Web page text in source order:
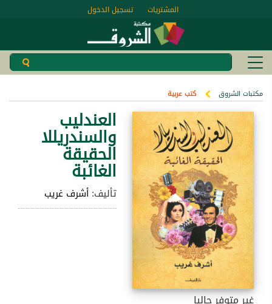
تسجيل الدخول المشتريات
مكتبات الشروق كتب عربية
العندليب
والسندريللا
الحقيقة
الغائبة
تأليف:أشرف غريب
غير متوفر حاليا